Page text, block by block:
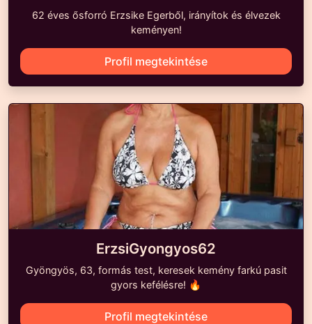
62 éves ősforró Erzsike Egerből, irányítok és élvezek
keményen!
Profil megtekintése
ErzsiGyongyos62
Gyöngyös, 63, formás test, keresek kemény farkú pasit
gyors kefélésre! 🔥
Profil megtekintése